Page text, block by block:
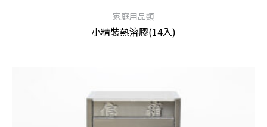
家庭用品類
小精裝熱溶膠(14入)